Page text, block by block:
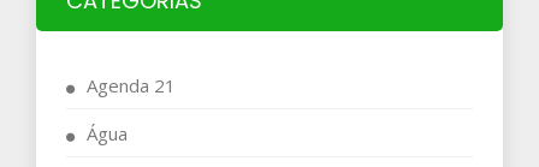
Agenda 21
Água